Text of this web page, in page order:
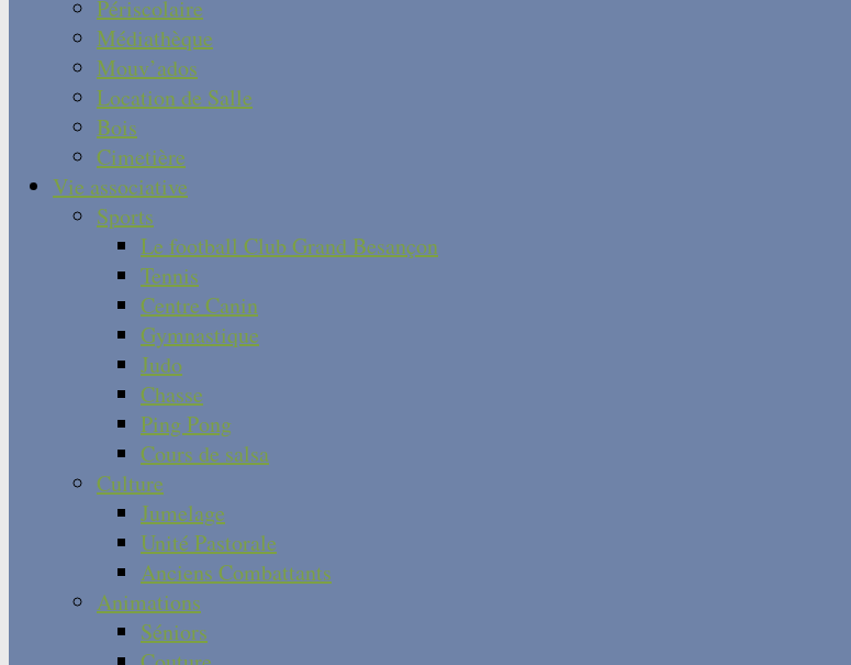
Périscolaire
Médiathèque
Mouv’ados
Location de Salle
Bois
Cimetière
Vie associative
Sports
Le football Club Grand Besançon
Tennis
Centre Canin
Gymnastique
Judo
Chasse
Ping Pong
Cours de salsa
Culture
Jumelage
Unité Pastorale
Anciens Combattants
Animations
Séniors